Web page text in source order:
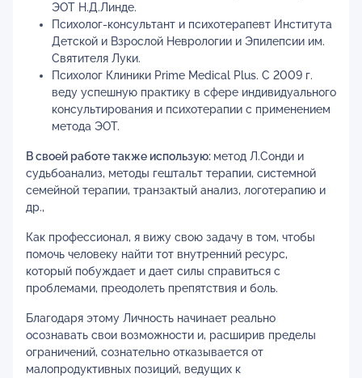
ЭОТ Н.Д.Линде.
Психолог-консультант и психотерапевт Института
Детской и Взрослой Неврологии и Эпилепсии им.
Святителя Луки.
Психолог Клиники Prime Medical Plus. С 2009 г.
веду успешную практику в сфере индивидуального
консультирования и психотерапии с применением
метода ЭОТ.
В своей работе также использую: метод Л.Сонди и
судьбоанализ, методы гештальт терапии, системной
семейной терапии, транзактый анализ, логотерапию и
др.,
Как профессионал, я вижу свою задачу в том, чтобы
помочь человеку найти тот внутренний ресурс,
который побуждает и дает силы справиться с
проблемами, преодолеть препятствия и боль.
Благодаря этому Личность начинает реально
осознавать свои возможности и, расширив пределы
ограничений, сознательно отказывается от
малопродуктивных позиций, ведущих к